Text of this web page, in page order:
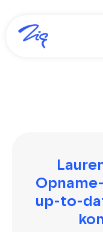
inhoud
Zig365 | Demo
up-to-